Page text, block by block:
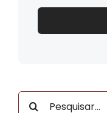
Buscar